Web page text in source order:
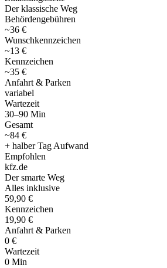
Der klassische Weg
Behördengebühren
~36 €
Wunschkennzeichen
~13 €
Kennzeichen
~35 €
Anfahrt & Parken
variabel
Wartezeit
30–90 Min
Gesamt
~84 €
+ halber Tag Aufwand
Empfohlen
kfz.de
Der smarte Weg
Alles inklusive
59,90 €
Kennzeichen
19,90 €
Anfahrt & Parken
0 €
Wartezeit
0 Min